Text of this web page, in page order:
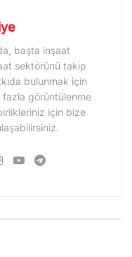
başta inşaat
sektörünü takip
bulunmak için
fazla görüntülenme
için bize